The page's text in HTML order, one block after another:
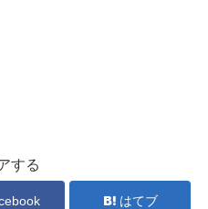
する
はてブ